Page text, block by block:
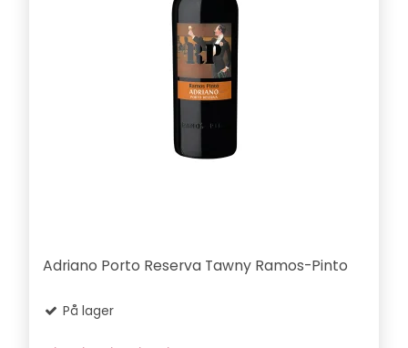
Adriano Porto Reserva Tawny Ramos-Pinto
På lager